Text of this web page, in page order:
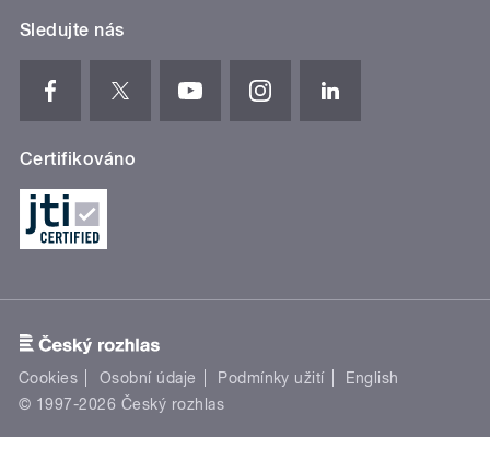
Sledujte nás
Certifikováno
Cookies Osobní údaje Podmínky užití
English
© 1997-2026 Český rozhlas